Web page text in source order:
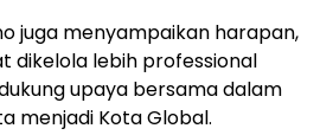
juga menyampaikan harapan,
dikelola lebih professional
upaya bersama dalam
menjadi Kota Global.